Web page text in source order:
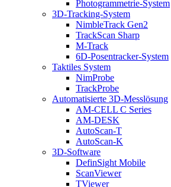
Photogrammetrie-System
3D-Tracking-System
NimbleTrack Gen2
TrackScan Sharp
M-Track
6D-Posentracker-System
Taktiles System
NimProbe
TrackProbe
Automatisierte 3D-Messlösung
AM-CELL C Series
AM-DESK
AutoScan-T
AutoScan-K
3D-Software
DefinSight Mobile
ScanViewer
TViewer